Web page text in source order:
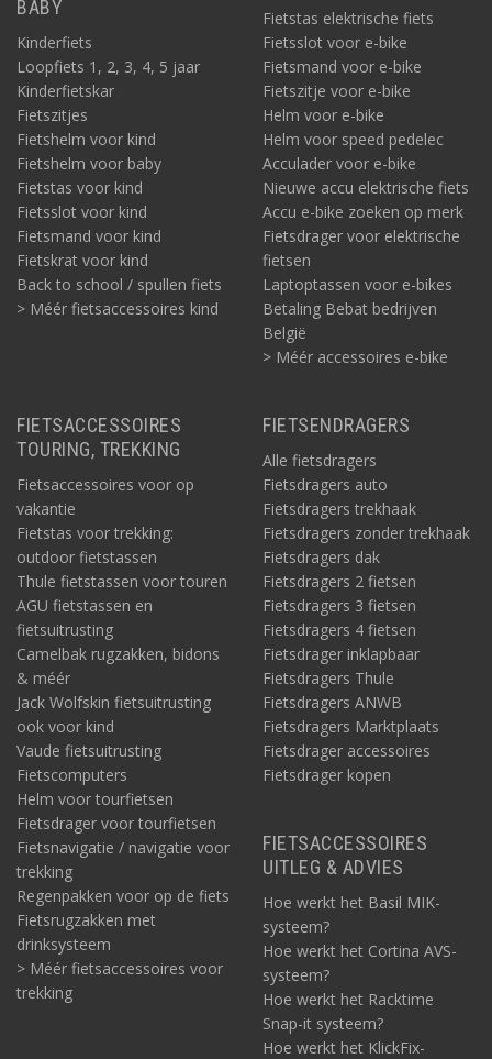
BABY
Kinderfiets
Loopfiets 1, 2, 3, 4, 5 jaar
Kinderfietskar
Fietszitjes
Fietshelm voor kind
Fietshelm voor baby
Fietstas voor kind
Fietsslot voor kind
Fietsmand voor kind
Fietskrat voor kind
Back to school / spullen fiets
> Méér fietsaccessoires kind
Fietstas elektrische fiets
Fietsslot voor e-bike
Fietsmand voor e-bike
Fietszitje voor e-bike
Helm voor e-bike
Helm voor speed pedelec
Acculader voor e-bike
Nieuwe accu elektrische fiets
Accu e-bike zoeken op merk
Fietsdrager voor elektrische
fietsen
Laptoptassen voor e-bikes
Betaling Bebat bedrijven
België
> Méér accessoires e-bike
FIETSACCESSOIRES
TOURING, TREKKING
Fietsaccessoires voor op
vakantie
Fietstas voor trekking:
outdoor fietstassen
Thule fietstassen voor touren
AGU fietstassen en
fietsuitrusting
Camelbak rugzakken, bidons
& méér
Jack Wolfskin fietsuitrusting
ook voor kind
Vaude fietsuitrusting
Fietscomputers
Helm voor tourfietsen
Fietsdrager voor tourfietsen
Fietsnavigatie / navigatie voor
trekking
Regenpakken voor op de fiets
Fietsrugzakken met
drinksysteem
> Méér fietsaccessoires voor
trekking
FIETSENDRAGERS
Alle fietsdragers
Fietsdragers auto
Fietsdragers trekhaak
Fietsdragers zonder trekhaak
Fietsdragers dak
Fietsdragers 2 fietsen
Fietsdragers 3 fietsen
Fietsdragers 4 fietsen
Fietsdrager inklapbaar
Fietsdragers Thule
Fietsdragers ANWB
Fietsdragers Marktplaats
Fietsdrager accessoires
Fietsdrager kopen
FIETSACCESSOIRES
UITLEG & ADVIES
Hoe werkt het Basil MIK-
systeem?
Hoe werkt het Cortina AVS-
systeem?
Hoe werkt het Racktime
Snap-it systeem?
Hoe werkt het KlickFix-